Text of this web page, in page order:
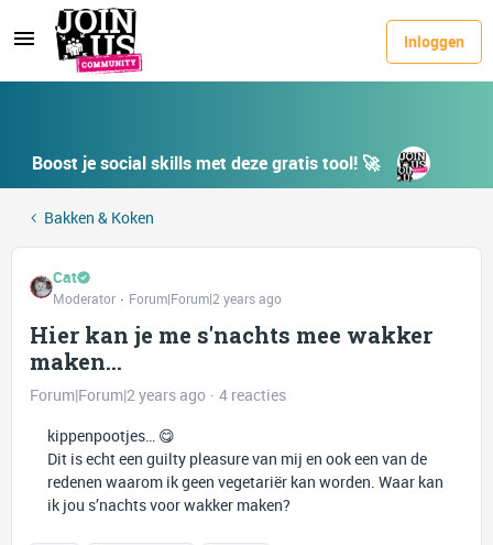
Inloggen
Boost je social skills met deze gratis tool! 🚀
Bakken & Koken
Cat
Moderator Forum|Forum|2 years ago
Hier kan je me s'nachts mee wakker
maken...
Forum|Forum|2 years ago
4 reacties
kippenpootjes… 😋
Dit is echt een guilty pleasure van mij en ook een van de
redenen waarom ik geen vegetariër kan worden. Waar kan
ik jou s’nachts voor wakker maken?